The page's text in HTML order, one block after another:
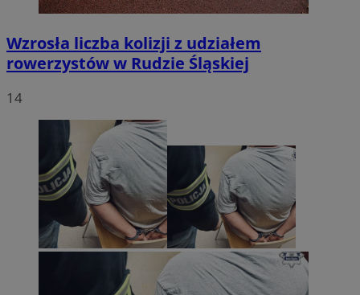
Wzrosła liczba kolizji z udziałem
rowerzystów w Rudzie Śląskiej
14